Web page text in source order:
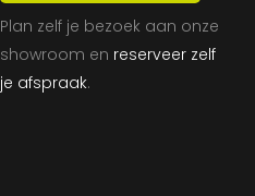
Plan zelf je bezoek aan onze
showroom en reserveer zelf
je afspraak.